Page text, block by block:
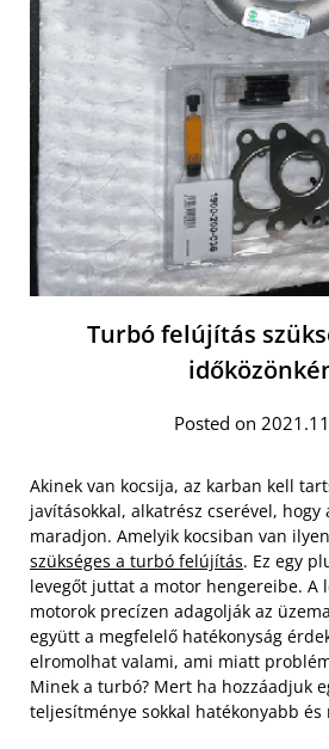
Turbó felújítás
Posted on
Akinek van kocsija, az karban kell
javításokkal, alkatrész cserével, hogy
maradjon. Amelyik kocsiban van
szükséges a turbó felújítás. Ez egy
levegőt juttat a motor hengereibe. A
motorok precízen adagolják az
együtt a megfelelő hatékonyság
elromolhat valami, ami miatt
Minek a turbó? Mert ha hozzáadjuk
teljesítménye sokkal hatékonyabb és